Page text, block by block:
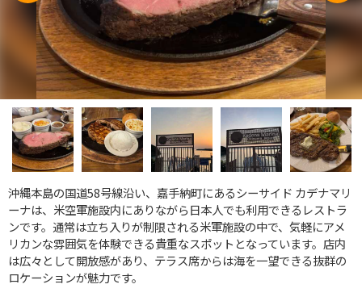
沖縄本島の国道58号線沿い、嘉手納町にあるシーサイド カデナマリ
ーナは、米空軍施設内にありながら日本人でも利用できるレストラ
ンです。通常は立ち入りが制限される米軍施設の中で、気軽にアメ
リカンな雰囲気を体験できる貴重なスポットとなっています。店内
は広々として開放感があり、テラス席からは海を一望できる抜群の
ロケーションが魅力です。